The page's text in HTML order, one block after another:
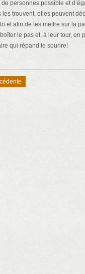
personnes possible et
les trouvent, elles peuvent
et afin de les mettre sur la
le pas et, à leur tour, en
qui répand le sourire!